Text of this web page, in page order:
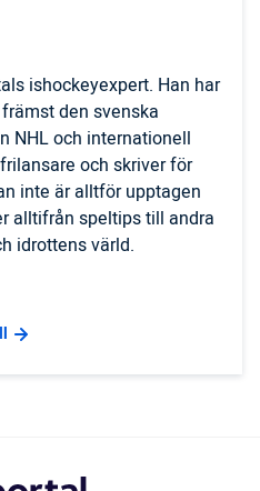
ishockeyexpert. Han har
den svenska
NHL och internationell
och skriver för
inte är alltför upptagen
alltifrån speltips till andra
idrottens värld.